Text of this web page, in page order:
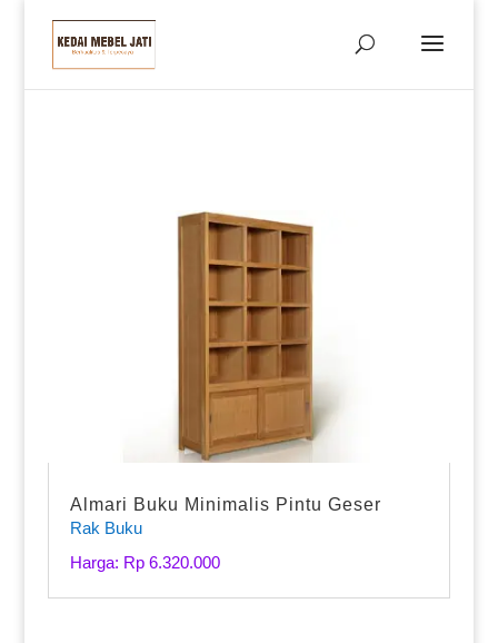
Almari Buku Minimalis Pintu Geser
Rak Buku
Harga: Rp 6.320.000